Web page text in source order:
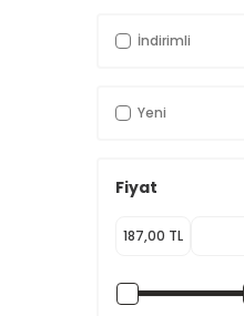
İndirimli
Yeni
Fiyat